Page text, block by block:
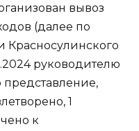
вывоз
(далее по
Красносулинского
руководителю
представление,
1
к